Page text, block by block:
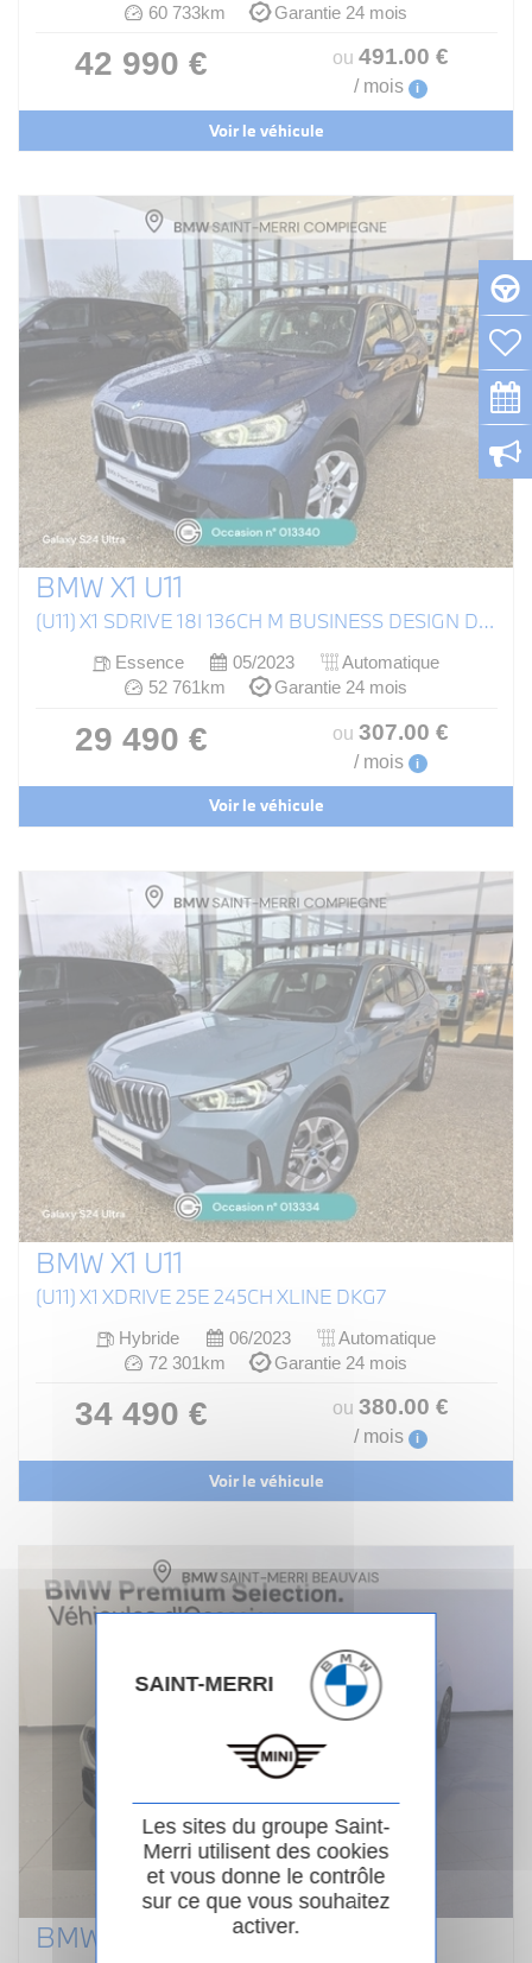
60 733km
Garantie 24 mois
42 990 € ou 491.00 €
/ mois i
Voir le véhicule
BMW X1 U11
(U11) X1 SDRIVE 18I 136CH M BUSINESS DESIGN DKG7
Essence 05/2023
Automatique
52 761km
Garantie 24 mois
29 490 € ou 307.00 €
/ mois i
Voir le véhicule
BMW X1 U11
(U11) X1 XDRIVE 25E 245CH XLINE DKG7
Hybride 06/2023
Automatique
72 301km
Garantie 24 mois
34 490 € ou 380.00 €
/ mois i
Voir le véhicule
BMW SERIE 1 F70
SAINT-MERRI
Les sites du groupe Saint-
Merri utilisent des cookies
et vous donne le contrôle
sur ce que vous souhaitez
activer.